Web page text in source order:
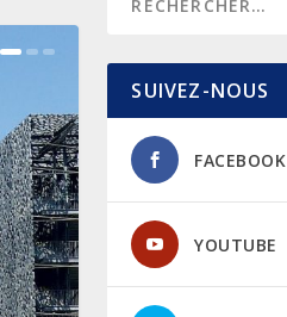
SUIVEZ-NOUS
FACEBOOK
YOUTUBE